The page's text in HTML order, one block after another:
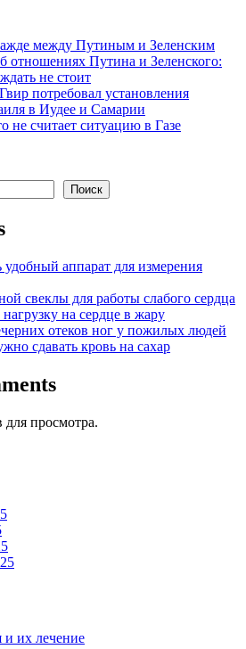
между Путиным и Зеленским
отношениях Путина и Зеленского:
не стоит
потребовал установления
в Иудее и Самарии
не считает ситуацию в Газе
Поиск
удобный аппарат для измерения
свеклы для работы слабого сердца
на сердце в жару
отеков ног у пожилых людей
сдавать кровь на сахар
просмотра.
и их лечение